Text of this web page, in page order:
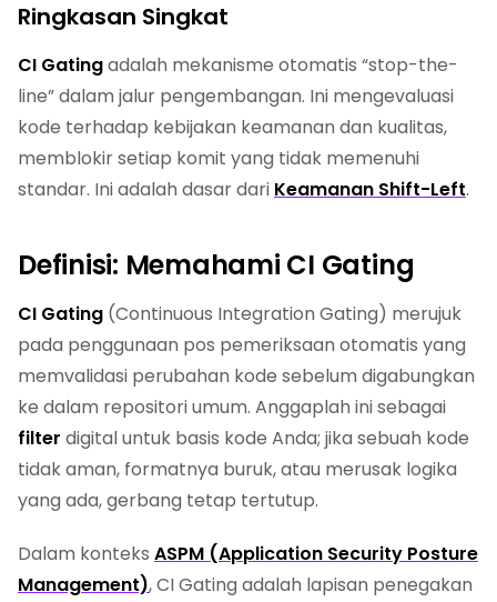
Ringkasan Singkat
CI Gatingadalah mekanisme otomatis “stop-the-
line” dalam jalur pengembangan. Ini mengevaluasi
kode terhadap kebijakan keamanan dan kualitas,
memblokir setiap komit yang tidak memenuhi
standar. Ini adalah dasar dari Keamanan Shift-Left.
Definisi: Memahami CI Gating
CI Gating (Continuous Integration Gating) merujuk
pada penggunaan pos pemeriksaan otomatis yang
memvalidasi perubahan kode sebelum digabungkan
ke dalam repositori umum. Anggaplah ini sebagai
filter digital untuk basis kode Anda; jika sebuah kode
tidak aman, formatnya buruk, atau merusak logika
yang ada, gerbang tetap tertutup.
Dalam konteks ASPM (Application Security Posture
Management), CI Gating adalah lapisan penegakan